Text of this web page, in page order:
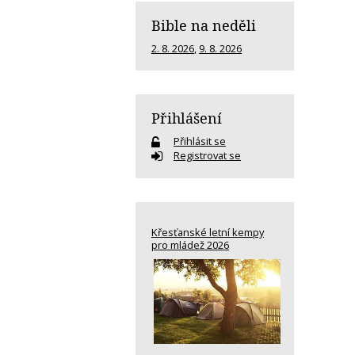
Bible na neděli
2. 8. 2026, 9. 8. 2026
Přihlášení
Přihlásit se
Registrovat se
Křesťanské letní kempy
pro mládež 2026